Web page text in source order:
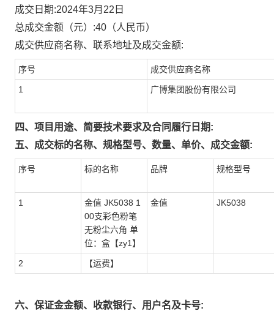
成交日期:2024年3月22日
总成交金额（元）:40 （人民币）
成交供应商名称、联系地址及成交金额:
序号 成交供应商名称
1 广博集团股份有限公司
四、项目用途、简要技术要求及合同履行日期:
五、成交标的名称、规格型号、数量、单价、成交金额:
序号 标的名称 品牌 规格型号
1
金值 JK5038 1
00支彩色粉笔
无粉尘六角 单
位：盒【zy1】
金值 JK5038
2 【运费】
六、保证金金额、收款银行、用户名及卡号: